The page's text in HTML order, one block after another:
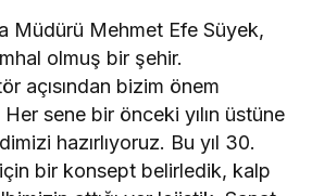
Müdürü Mehmet Efe Süyek,
olmuş bir şehir.
açısından bizim önem
sene bir önceki yılın üstüne
hazırlıyoruz. Bu yıl 30.
için bir konsept belirledik, kalp